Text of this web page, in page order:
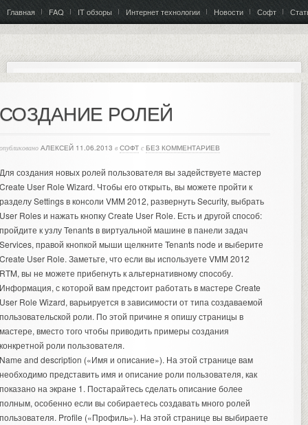
Главная FAQ IT обзоры Интернет технологии Новости Софт
РОЛЕЙ
АЛЕКСЕЙ 11.06.2013 в СОФТ с БЕЗ КОММЕНТАРИЕВ
создания новых ролей пользователя вы задействуете мастер
User Role Wizard. Чтобы его открыть, вы можете пройти к
Settings в консоли VMM 2012, развернуть Security, выбрать
Roles и нажать кнопку Create User Role. Есть и другой способ:
к узлу Tenants в виртуальной машине в панели задач
правой кнопкой мыши щелкните Tenants node и выберите
User Role. Заметьте, что если вы используете VMM 2012
вы не можете прибегнуть к альтернативному способу.
с которой вам предстоит работать в мастере Create
Role Wizard, варьируется в зависимости от типа создаваемой
роли. По этой причине я опишу страницы в
вместо того чтобы приводить примеры создания
роли пользователя.
and description («Имя и описание»). На этой странице вам
представить имя и описание роли пользователя, как
на экране 1. Постарайтесь сделать описание более
особенно если вы собираетесь создавать много ролей
Profile («Профиль»). На этой странице вы выбираете